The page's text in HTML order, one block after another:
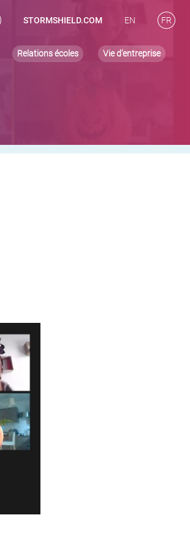
STORMSHIELD.COM EN FR
Relations écoles Vie d’entreprise